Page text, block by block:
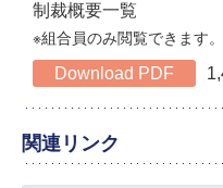
制裁概要一覧
※組合員のみ閲覧できます。
Download PDF
関連リンク